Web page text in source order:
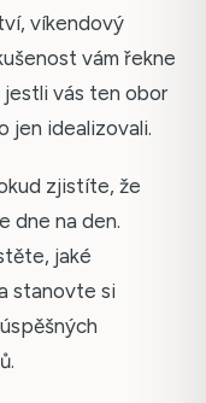
víkendový
vám řekne
vás ten obor
jen idealizovali.
zjistíte, že
dne na den.
jaké
stanovte si